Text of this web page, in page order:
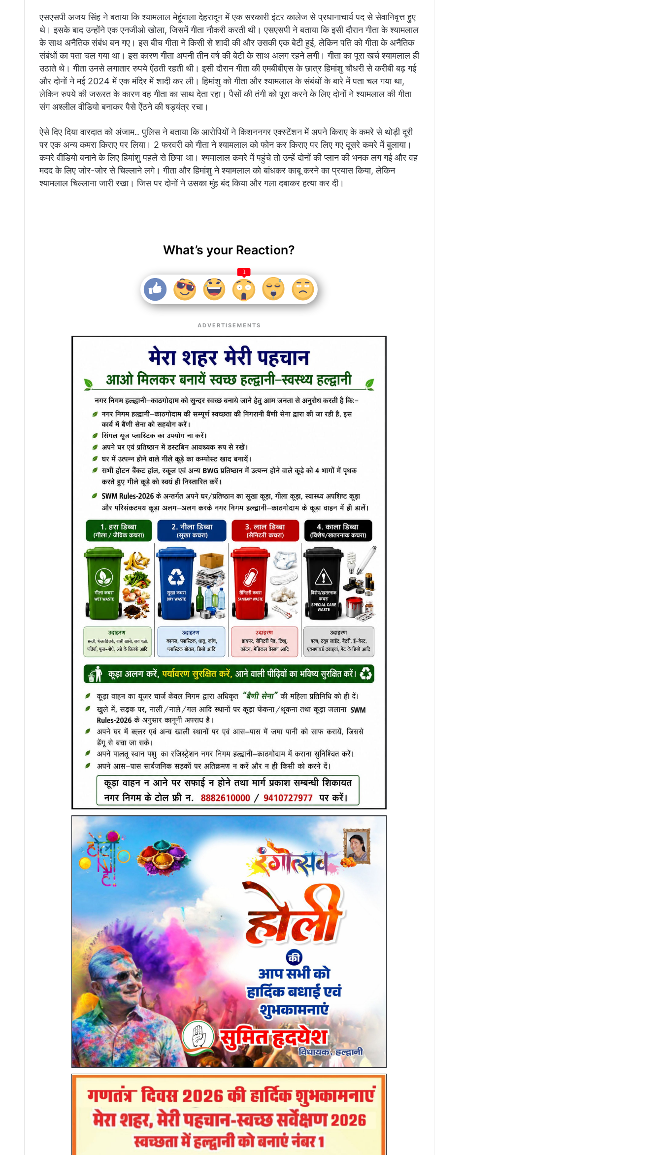
एसएसपी अजय सिंह ने बताया कि श्यामलाल मेहूंवाला देहरादून में एक सरकारी इंटर कालेज से प्रधानाचार्य पद से सेवानिवृत्त हुए
थे। इसके बाद उन्होंने एक एनजीओ खोला, जिसमें गीता नौकरी करती थी। एसएसपी ने बताया कि इसी दौरान गीता के श्यामलाल
के साथ अनैतिक संबंध बन गए। इस बीच गीता ने किसी से शादी की और उसकी एक बेटी हुई, लेकिन पति को गीता के अनैतिक
संबंधों का पता चल गया था। इस कारण गीता अपनी तीन वर्ष की बेटी के साथ अलग रहने लगी। गीता का पूरा खर्च श्यामलाल ही
उठाते थे। गीता उनसे लगातार रुपये ऐंठती रहती थी। इसी दौरान गीता की एमबीबीएस के छात्र हिमांशु चौधरी से करीबी बढ़ गई
और दोनों ने मई 2024 में एक मंदिर में शादी कर ली। हिमांशु को गीता और श्यामलाल के संबंधों के बारे में पता चल गया था,
लेकिन रुपये की जरूरत के कारण वह गीता का साथ देता रहा। पैसों की तंगी को पूरा करने के लिए दोनों ने श्यामलाल की गीता
संग अश्लील वीडियो बनाकर पैसे ऐंठने की षड्यंत्र रचा।
ऐसे दिए दिया वारदात को अंजाम.. पुलिस ने बताया कि आरोपियों ने किशननगर एक्स्टेंशन में अपने किराए के कमरे से थोड़ी दूरी
पर एक अन्य कमरा किराए पर लिया। 2 फरवरी को गीता ने श्यामलाल को फोन कर किराए पर लिए गए दूसरे कमरे में बुलाया।
कमरे वीडियो बनाने के लिए हिमांशु पहले से छिपा था। श्यमालाल कमरे में पहुंचे तो उन्हें दोनों की प्लान की भनक लग गई और वह
मदद के लिए जोर-जोर से चिल्लाने लगे। गीता और हिमांशु ने श्यामलाल को बांधकर काबू करने का प्रयास किया, लेकिन
श्यामलाल चिल्लाना जारी रखा। जिस पर दोनों ने उसका मुंह बंद किया और गला दबाकर हत्या कर दी।
What’s your Reaction?
1
ADVERTISEMENTS